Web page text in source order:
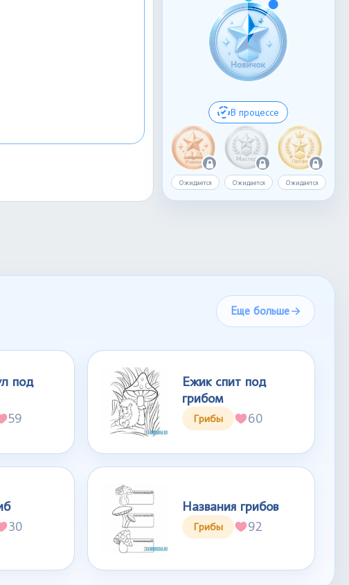
В процессе
Ожидается Ожидается Ожидается
Еще больше
под
59
Ежик спит под
грибом
Грибы 60
30
Названия грибов
Грибы 92